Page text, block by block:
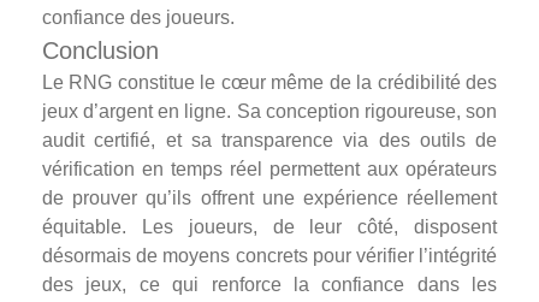
confiance des joueurs.
Conclusion
Le RNG constitue le cœur même de la crédibilité des
jeux d’argent en ligne. Sa conception rigoureuse, son
audit certifié, et sa transparence via des outils de
vérification en temps réel permettent aux opérateurs
de prouver qu’ils offrent une expérience réellement
équitable. Les joueurs, de leur côté, disposent
désormais de moyens concrets pour vérifier l’intégrité
des jeux, ce qui renforce la confiance dans les